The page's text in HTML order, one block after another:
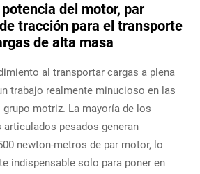
del motor, par
tracción para el transporte
de alta masa
al transportar cargas a plena
trabajo realmente minucioso en las
motriz. La mayoría de los
pesados generan
newton-metros de par motor, lo
indispensable solo para poner en